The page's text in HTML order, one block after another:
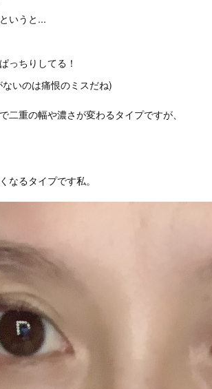
いうと...
っちりしてる！
いのは痛恨のミスだね)
二重の幅や濃さが変わるタイプですが、
なるタイプです私。